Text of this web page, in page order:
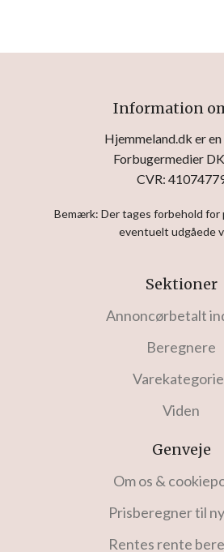
Information
Hjemmeland.dk er en
Forbugermedier
CVR:
Bemærk: Der tages forbehold
eventuelt udgåede
Sektioner
Annoncørbetalt
Beregnere
Viden
Genveje
Om os &
Prisberegner til
Rentes rente